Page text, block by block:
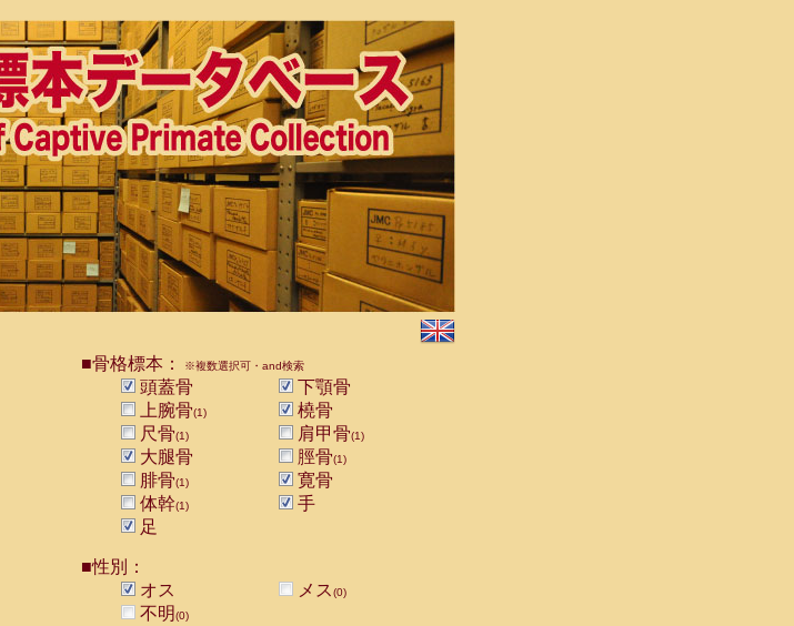
■骨格標本： ※複数選択可・and検索
頭蓋骨
下顎骨
上腕骨(1)
橈骨
尺骨(1) 肩甲骨(1)
大腿骨 脛骨(1)
腓骨(1)
寛骨
体幹(1)
手
足
■性別：
オス
メス(0)
不明(0)